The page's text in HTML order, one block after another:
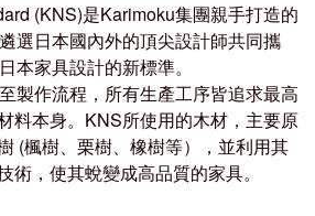
(KNS)是Karimoku集團親手打造的
選日本國內外的頂尖設計師共同攜
本家具設計的新標準。
製作流程，所有生產工序皆追求最高
料本身。KNS所使用的木材，主要原
(楓樹、栗樹、橡樹等），並利用其
術，使其蛻變成高品質的家具。